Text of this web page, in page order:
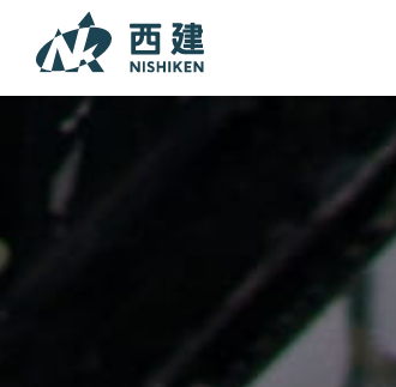
本文までスキップする